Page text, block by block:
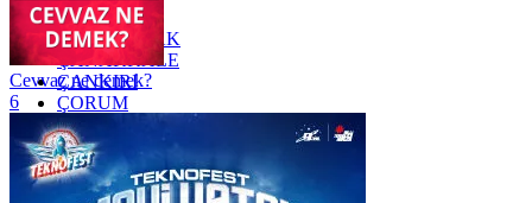
YOZGAT
ZONGULDAK
ÇANAKKALE
ÇANKIRI
ÇORUM
İSTANBUL
İZMİR
ŞANLIURFA
ŞIRNAK
Cevvaz ne demek?
6